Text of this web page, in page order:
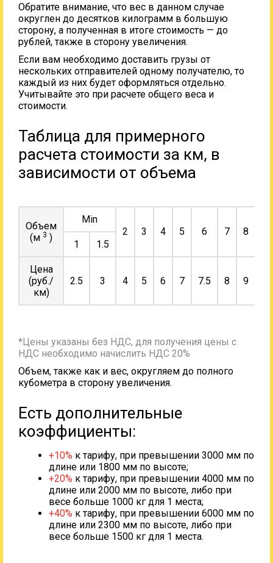
Обратите внимание, что вес в данном случае
округлен до десятков килограмм в большую
сторону, а полученная в итоге стоимость — до
рублей, также в сторону увеличения.
Если вам необходимо доставить грузы от
нескольких отправителей одному получателю, то
каждый из них будет оформляться отдельно.
Учитывайте это при расчете общего веса и
стоимости.
Таблица для примерного
расчета стоимости за км, в
зависимости от объема
Объем
(м 3 )
Min
2
3 4 5 6 7 8
1
1.5
Цена
(руб./
км)
2.5 3 4 5 6 7 7.5 8 9
*Цены указаны без НДС, для получения цены с
НДС необходимо начислить НДС 20%
Объем, также как и вес, округляем до полного
кубометра в сторону увеличения.
Есть дополнительные
коэффициенты:
+10% к тарифу, при превышении 3000 мм по
длине или 1800 мм по высоте;
+20% к тарифу, при превышении 4000 мм по
длине или 2000 мм по высоте, либо при
весе больше 1000 кг для 1 места;
+40% к тарифу, при превышении 6000 мм по
длине или 2300 мм по высоте, либо при
весе больше 1500 кг для 1 места.